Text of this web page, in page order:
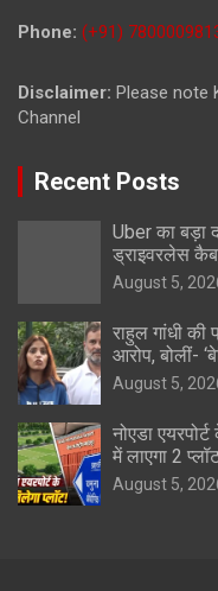
Phone: (+91)
Disclaimer: Please note
Channel
Recent Posts
Uber का बड़ा
ड्राइवरलेस
August 5,
राहुल गांधी की
आरोप, बोलीं-
August 5,
नोएडा
में लाएगा 2
August 5,